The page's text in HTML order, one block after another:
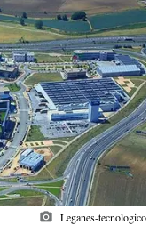
photo_camera Leganes-tecnologico